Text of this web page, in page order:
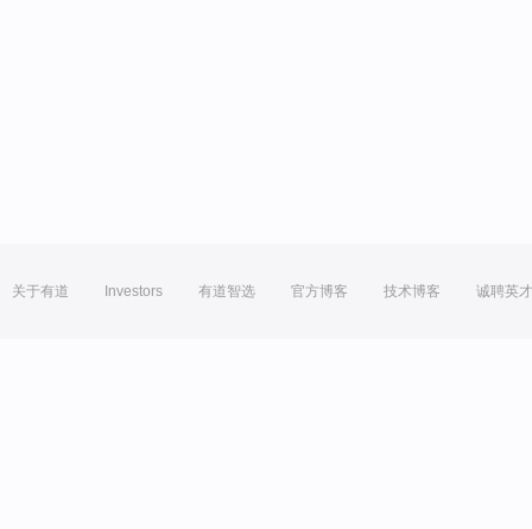
关于有道 Investors 有道智选 官方博客 技术博客 诚聘英才